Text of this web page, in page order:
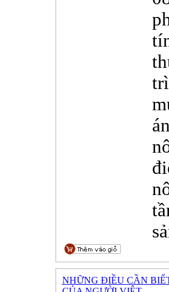
NHỮNG ĐIỀU CẦN